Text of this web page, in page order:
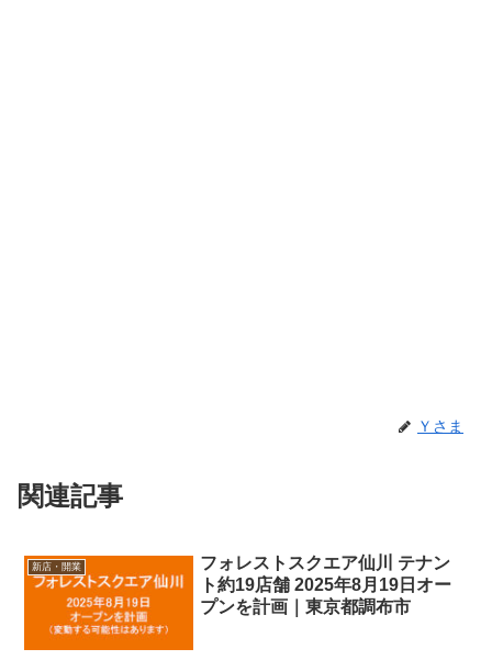
Ｙさま
関連記事
新店・開業
フォレストスクエア仙川 テナン
ト約19店舗 2025年8月19日オー
プンを計画｜東京都調布市